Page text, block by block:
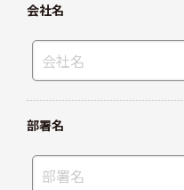
会社名
部署名